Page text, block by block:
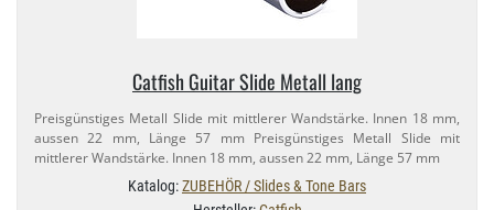
Catfish Guitar Slide Metall lang
Preisgünstiges Metall Slide mit mittlerer Wandstärke. Innen 18 mm,
aussen 22 mm, Länge 57 mm Preisgünstiges Metall Slide mit
mittlerer Wandstärke. Innen 18 mm, aussen 22 mm, Länge 57 mm
Katalog:ZUBEHÖR / Slides & Tone Bars